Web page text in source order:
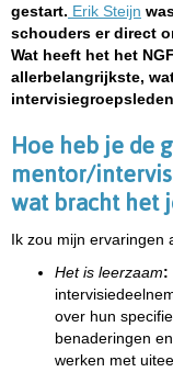
gestart. Erik Steijn
schouders er direct
Wat heeft het het
allerbelangrijkste,
Hoe heb je de
mentor/
wat bracht het
Ik zou mijn ervaringen
Het is leerzaam:
over hun
benaderingen
werken met